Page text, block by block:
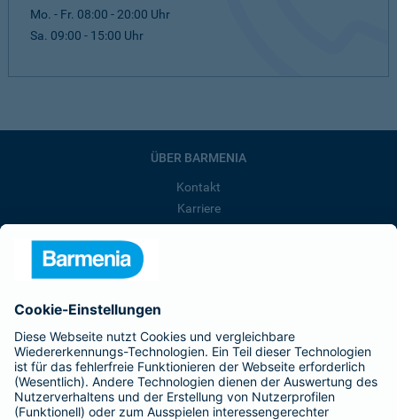
Mo. - Fr. 08:00 - 20:00 Uhr
Sa. 09:00 - 15:00 Uhr
ÜBER BARMENIA
Kontakt
Karriere
Barmenia ist Teil der BarmeniaGothaer
BELIEBTE SEITEN
Kranken-Zusatzversicherung
Tierversicherungen